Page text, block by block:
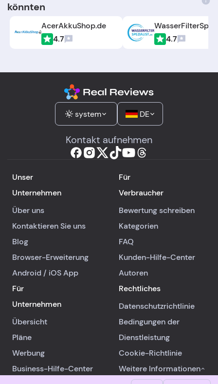
könnten
AcerAkkuShop.de
4.7
4.7
system DE
Kontakt aufnehmen
Unser
Unternehmen
Über uns
Kontaktieren Sie uns
Blog
Browser-Erweiterung
Android/ iOSApp
Für
Verbraucher
Bewertung schreiben
Kategorien
FAQ
Kunden-Hilfe-Center
Autoren
Für
Unternehmen
Übersicht
Pläne
Werbung
Business-Hilfe-Center
Rechtliches
Datenschutzrichtlinie
Bedingungen der
Dienstleistung
Cookie-Richtlinie
Weitere Informationen